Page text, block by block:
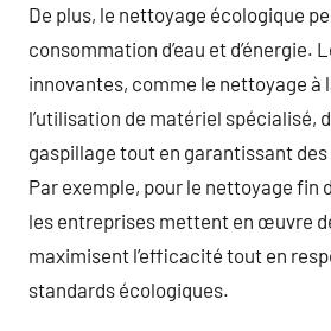
De plus, le nettoyage écologique
consommation d’eau et d’énergie.
innovantes, comme le nettoyage à
l’utilisation de matériel spécialisé,
gaspillage tout en garantissant
Par exemple, pour le nettoyage fin
les entreprises mettent en œuvre
maximisent l’efficacité tout en
standards écologiques.